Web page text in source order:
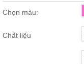
ăn,
ghế
bếp
Chọn màu:
Chất liệu